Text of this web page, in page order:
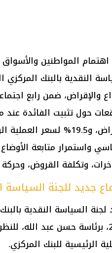
النقدية بالبنك
والإقراض، ضمن رابع
للإقراض، و19.5%
واستمرار متابعة
وتكلفة القروض،
جديد للجنة السياسة
لجنة السياسة النقدية
2026، برئاسة حسن عبد الله،
الرئيسية للبنك المركزي.